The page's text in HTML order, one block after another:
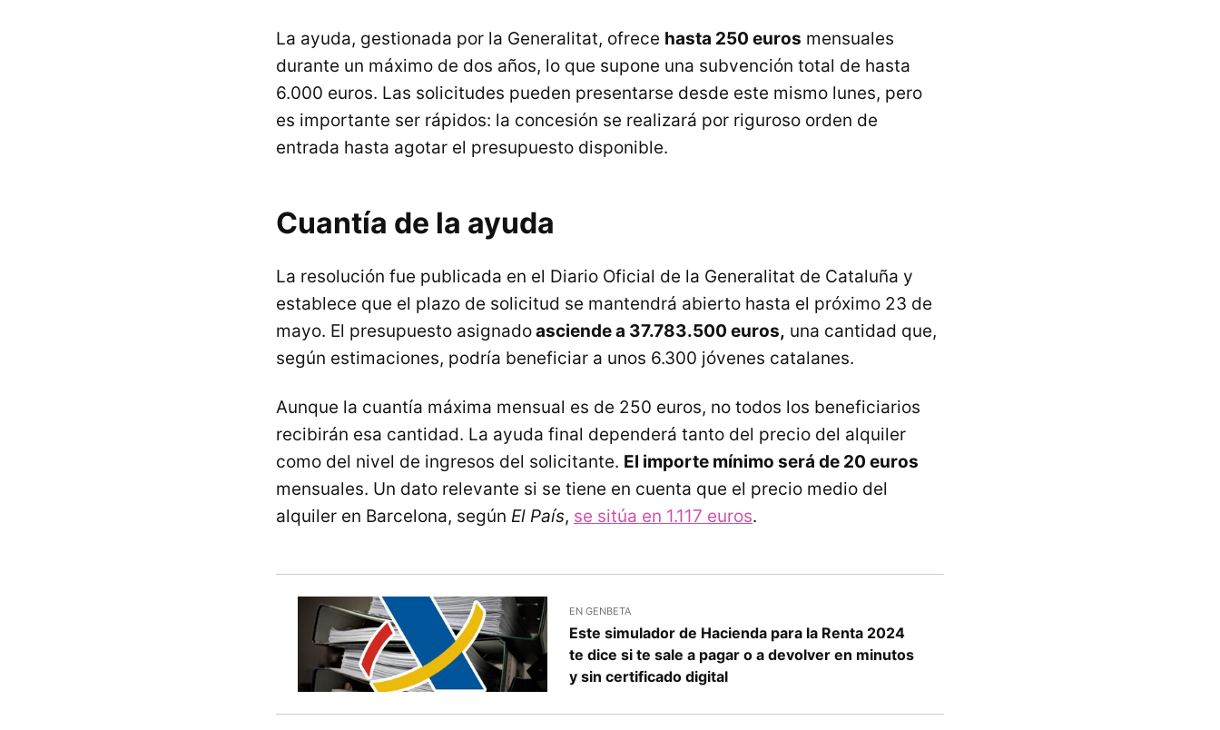
La ayuda, gestionada por la Generalitat, ofrece hasta 250 euros mensuales
durante un máximo de dos años, lo que supone una subvención total de hasta
6.000 euros. Las solicitudes pueden presentarse desde este mismo lunes, pero
es importante ser rápidos: la concesión se realizará por riguroso orden de
entrada hasta agotar el presupuesto disponible.
Cuantía de la ayuda
La resolución fue publicada en el Diario Oficial de la Generalitat de Cataluña y
establece que el plazo de solicitud se mantendrá abierto hasta el próximo 23 de
mayo. El presupuesto asignadoasciende a 37.783.500 euros, una cantidad que,
según estimaciones, podría beneficiar a unos 6.300 jóvenes catalanes.
Aunque la cuantía máxima mensual es de 250 euros, no todos los beneficiarios
recibirán esa cantidad. La ayuda final dependerá tanto del precio del alquiler
como del nivel de ingresos del solicitante. El importe mínimo será de 20 euros
mensuales. Un dato relevante si se tiene en cuenta que el precio medio del
alquiler en Barcelona, según El País, se sitúa en 1.117 euros.
EN GENBETA
Este simulador de Hacienda para la Renta 2024
te dice si te sale a pagar o a devolver en minutos
y sin certificado digital